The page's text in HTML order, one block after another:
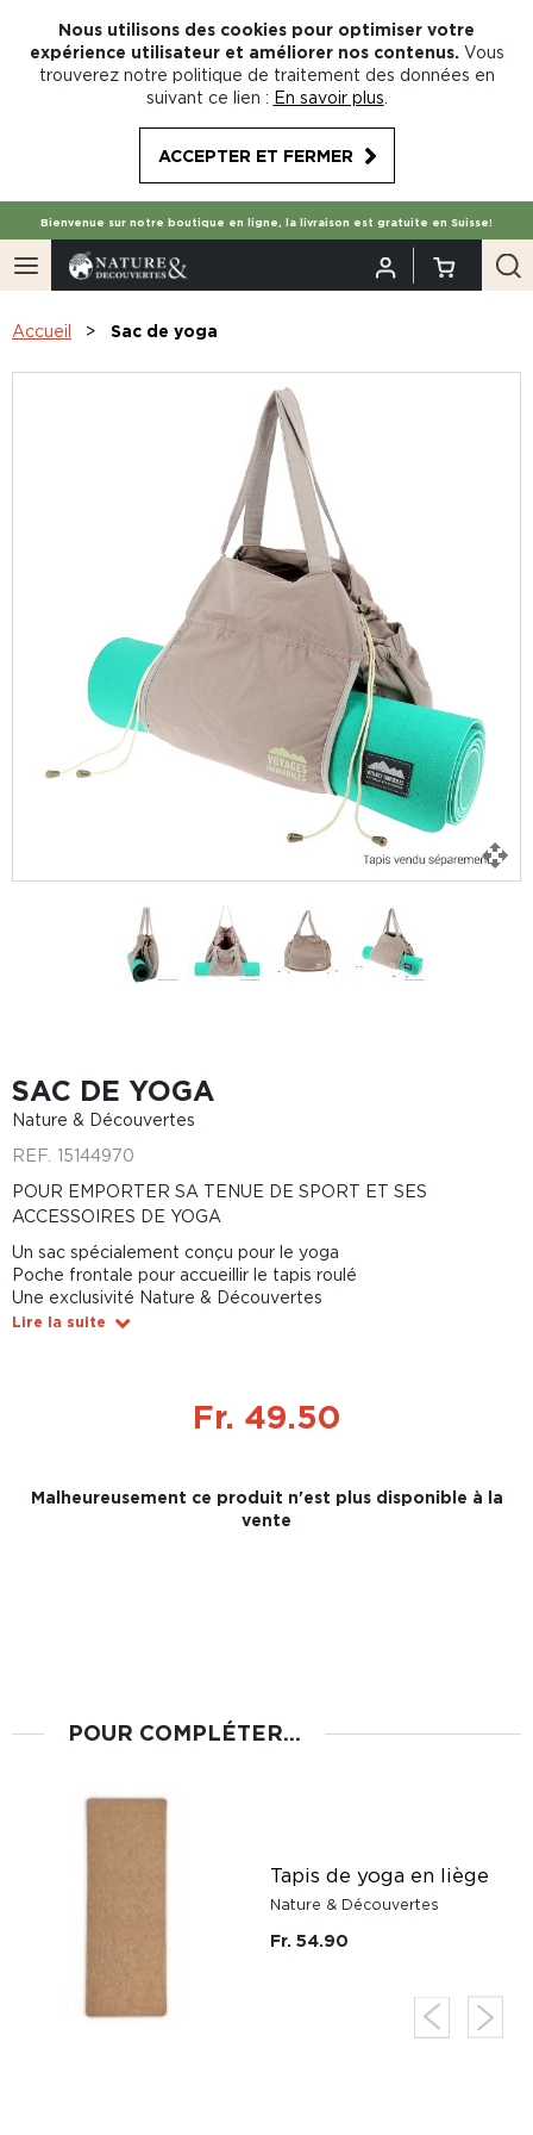
Nous utilisons des cookies pour optimiser votre
expérience utilisateur et améliorer nos contenus. Vous
trouverez notre politique de traitement des données en
suivant ce lien : En savoir plus
ACCEPTER ET FERMER
Bienvenue sur notre boutique en ligne, la livraison est gratuite en Suisse!
Accueil Sac de yoga
SAC DE YOGA
Nature & Découvertes
REF. 15144970
POUR EMPORTER SA TENUE DE SPORT ET SES
ACCESSOIRES DE YOGA
Un sac spécialement conçu pour le yoga
Poche frontale pour accueillir le tapis roulé
Une exclusivité Nature & Découvertes
Lire la suite
Fr. 49.50
Malheureusement ce produit n'est plus disponible à la
vente
POUR COMPLÉTER...
Tapis de yoga en liège
Nature & Découvertes
Fr. 54.90